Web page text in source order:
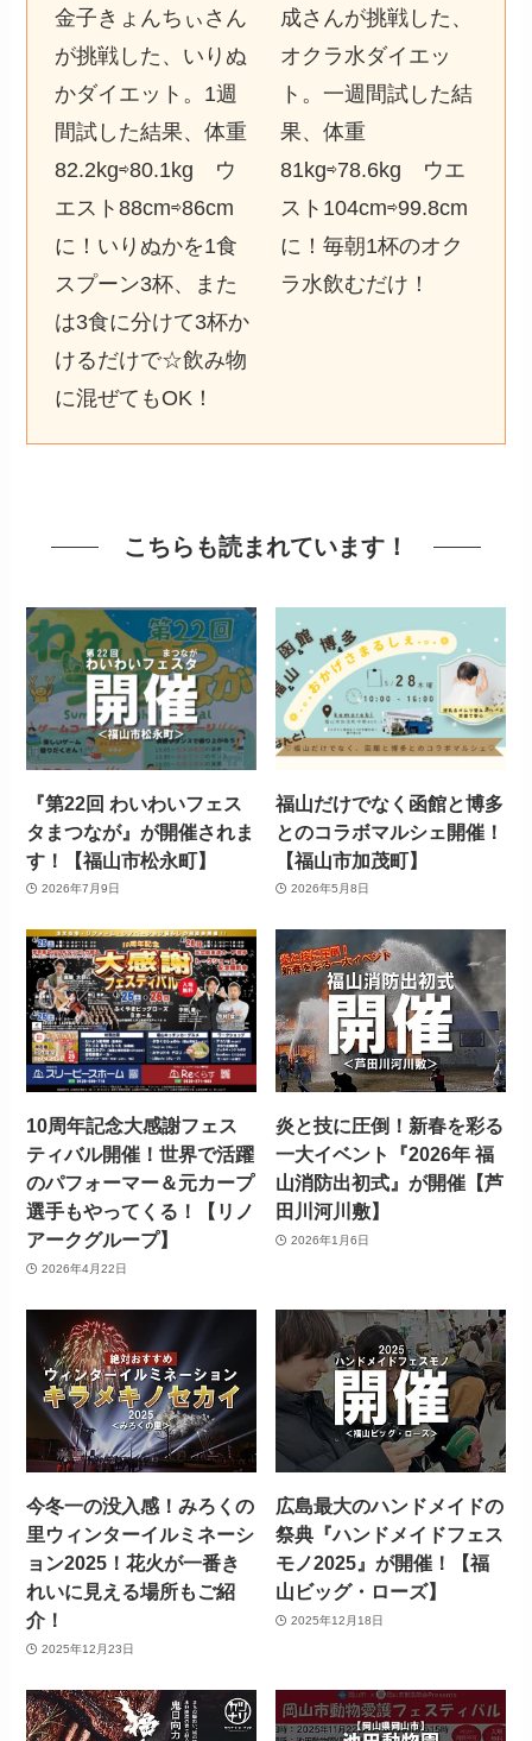
金子きょんちぃさん
が挑戦した、いりぬ
かダイエット。1週
間試した結果、体重
82.2kg⇨80.1kg ウ
エスト88cm⇨86cm
に！いりぬかを1食
スプーン3杯、また
は3食に分けて3杯か
けるだけで☆飲み物
に混ぜてもOK！
成さんが挑戦した、
オクラ水ダイエッ
ト。一週間試した結
果、体重
81kg⇨78.6kg ウエ
スト104cm⇨99.8cm
に！毎朝1杯のオク
ラ水飲むだけ！
こちらも読まれています！
『第22回 わいわいフェス
タまつなが』が開催されま
す！【福山市松永町】
2026年7月9日
福山だけでなく函館と博多
とのコラボマルシェ開催！
【福山市加茂町】
2026年5月8日
10周年記念大感謝フェス
ティバル開催！世界で活躍
のパフォーマー＆元カープ
選手もやってくる！【リノ
アークグループ】
2026年4月22日
炎と技に圧倒！新春を彩る
一大イベント『2026年 福
山消防出初式』が開催【芦
田川河川敷】
2026年1月6日
今冬一の没入感！みろくの
里ウィンターイルミネーシ
ョン2025！花火が一番き
れいに見える場所もご紹
介！
2025年12月23日
広島最大のハンドメイドの
祭典『ハンドメイドフェス
モノ2025』が開催！【福
山ビッグ・ローズ】
2025年12月18日